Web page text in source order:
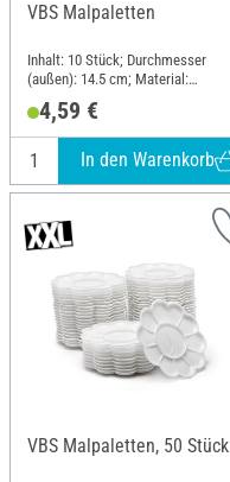
VBS Malpaletten
Inhalt: 10 Stück; Durchmesser
(außen): 14.5 cm; Material:
4,59 €
In den Warenkorb
VBS Malpaletten, 50 Stück